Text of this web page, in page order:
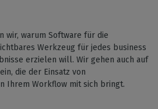
wir, warum Software für die
Werkzeug für jedes business
erzielen will. Wir gehen auch auf
die der Einsatz von
Ihrem Workflow mit sich bringt.